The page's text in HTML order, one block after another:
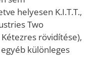
helyesen K.I.T.T.,
Two
rövidítése),
különleges